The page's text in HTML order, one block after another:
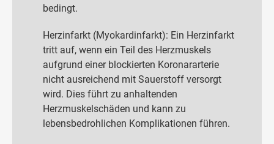
bedingt.
Herzinfarkt (Myokardinfarkt): Ein Herzinfarkt
tritt auf, wenn ein Teil des Herzmuskels
aufgrund einer blockierten Koronararterie
nicht ausreichend mit Sauerstoff versorgt
wird. Dies führt zu anhaltenden
Herzmuskelschäden und kann zu
lebensbedrohlichen Komplikationen führen.